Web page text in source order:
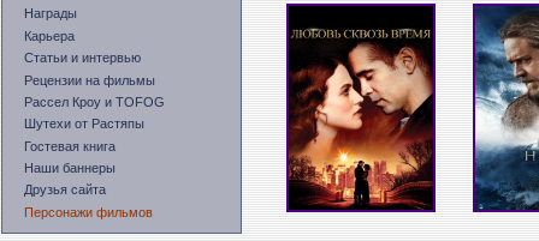
Награды
Карьера
Статьи и интервью
Рецензии на фильмы
Рассел Кроу и TOFOG
Шутехи от Растяпы
Гостевая книга
Наши баннеры
Друзья сайта
Персонажи фильмов